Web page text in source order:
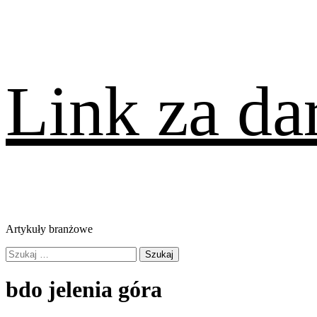
to
Link za
Artykuły branżowe
Primary
Menu
Szukaj:
bdo jelenia góra